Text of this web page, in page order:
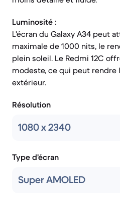
Luminosité :
L'écran du Galaxy A34 peut
maximale de 1000 nits, le
plein soleil. Le Redmi 12C
modeste, ce qui peut
extérieur.
Résolution
1080 x 2340
Type d'écran
Super AMOLED